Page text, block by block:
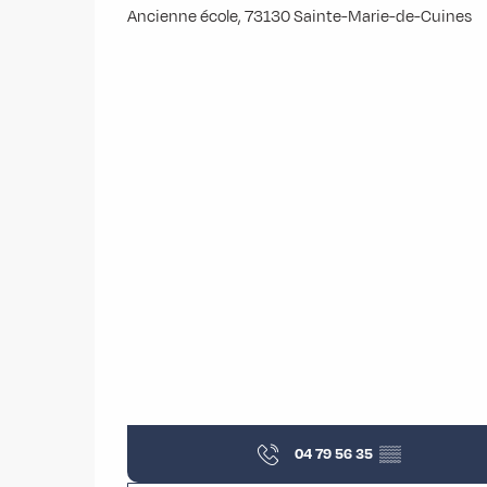
Ancienne école, 73130 Sainte-Marie-de-Cuines
04 79 56 35 ▒▒